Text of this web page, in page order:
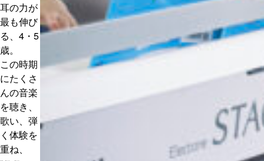
耳の力が
最も伸び
る、4・5
歳。
この時期
にたくさ
んの音楽
を聴き、
歌い、弾
く体験を
重ね、